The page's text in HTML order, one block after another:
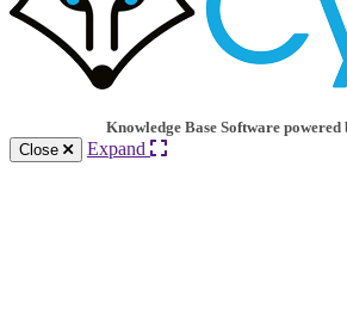
Knowledge Base Software
Close
Expand